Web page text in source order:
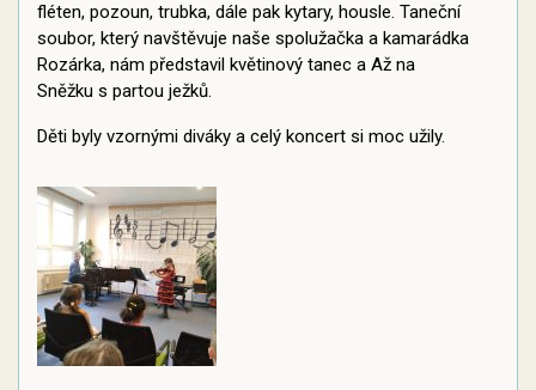
fléten, pozoun, trubka, dále pak kytary, housle. Taneční
soubor, který navštěvuje naše spolužačka a kamarádka
Rozárka, nám představil květinový tanec a Až na
Sněžku s partou ježků.
Děti byly vzornými diváky a celý koncert si moc užily.